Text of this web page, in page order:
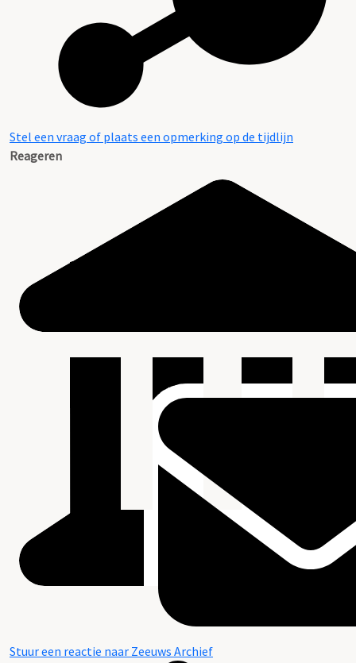
Stel een vraag of plaats een opmerking op de tijdlijn
Reageren
Stuur een reactie naar Zeeuws Archief